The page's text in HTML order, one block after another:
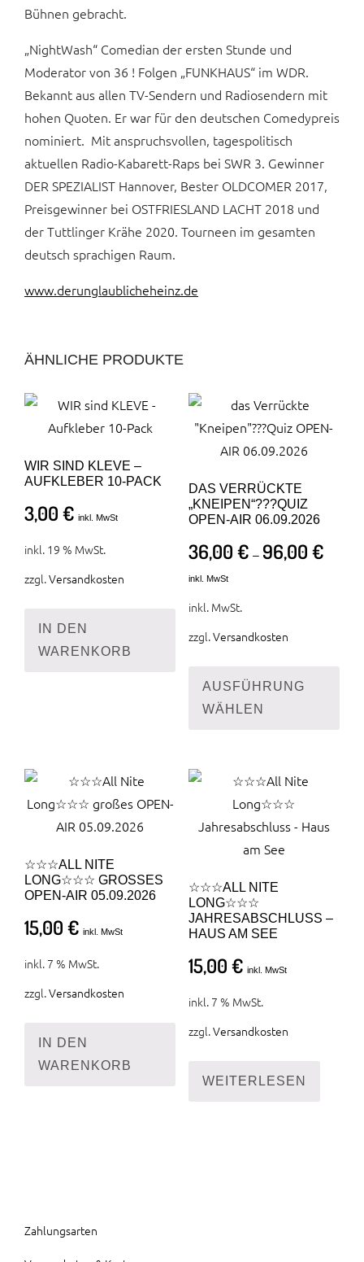
Bühnen gebracht.
„NightWash“ Comedian der ersten Stunde und
Moderator von 36 ! Folgen „FUNKHAUS“ im WDR.
Bekannt aus allen TV-Sendern und Radiosendern mit
hohen Quoten. Er war für den deutschen Comedypreis
nominiert. Mit anspruchsvollen, tagespolitisch
aktuellen Radio-Kabarett-Raps bei SWR 3. Gewinner
DER SPEZIALIST Hannover, Bester OLDCOMER 2017,
Preisgewinner bei OSTFRIESLAND LACHT 2018 und
der Tuttlinger Krähe 2020. Tourneen im gesamten
deutsch sprachigen Raum.
www.derunglaublicheheinz.de
ÄHNLICHE PRODUKTE
WIR SIND KLEVE –
AUFKLEBER 10-PACK
3,00€ inkl. MwSt
inkl. 19 % MwSt.
zzgl.Versandkosten
IN DEN
WARENKORB
DAS VERRÜCKTE
„KNEIPEN“???QUIZ
OPEN-AIR 06.09.2026
36,00€ – 96,00€
inkl. MwSt
inkl. MwSt.
zzgl.Versandkosten
AUSFÜHRUNG
WÄHLEN
☆☆☆ALL NITE
LONG☆☆☆ GROSSES O
PEN-AIR 05.09.2026
15,00€ inkl. MwSt
inkl. 7 % MwSt.
zzgl.Versandkosten
IN DEN
WARENKORB
☆☆☆ALL NITE
LONG☆☆☆
JAHRESABSCHLUSS –
HAUS AM SEE
15,00€ inkl. MwSt
inkl. 7 % MwSt.
zzgl.Versandkosten
WEITERLESEN
Zahlungsarten